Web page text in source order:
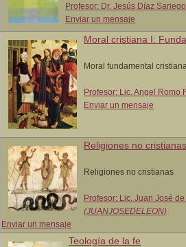
Profesor: Dr. Jesús Díaz
Enviar un mensaje
Moral cristiana I:
Moral fundamental
Profesor: Lic. Angel Romo
Enviar un mensaje
Religiones no cristianas
Religiones no cristianas
Profesor: Lic. Juan José
(JUANJOSEDELEON)
Enviar un mensaje
Teología de la fe